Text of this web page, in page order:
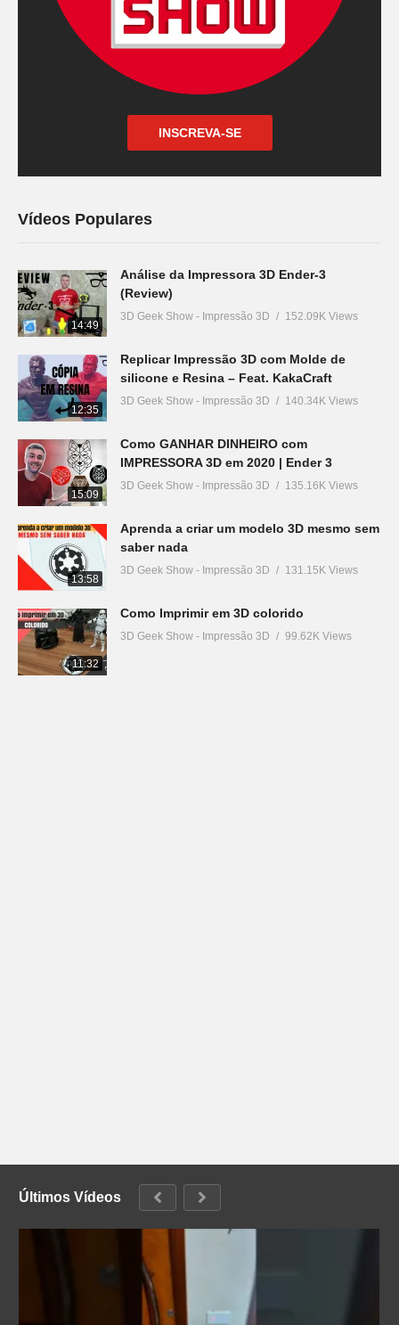
INSCREVA-SE
Vídeos Populares
14:49
Análise da Impressora 3D Ender-3
(Review)
3D Geek Show - Impressão 3D 152.09K Views
12:35
Replicar Impressão 3D com Molde de
silicone e Resina – Feat. KakaCraft
3D Geek Show - Impressão 3D 140.34K Views
15:09
Como GANHAR DINHEIRO com
IMPRESSORA 3D em 2020 | Ender 3
3D Geek Show - Impressão 3D 135.16K Views
13:58
Aprenda a criar um modelo 3D mesmo sem
saber nada
3D Geek Show - Impressão 3D 131.15K Views
11:32
Como Imprimir em 3D colorido
3D Geek Show - Impressão 3D 99.62K Views
Últimos Vídeos